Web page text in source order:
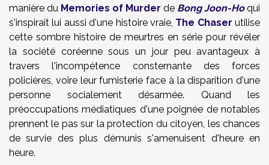
manière du Memories of Murder de Bong Joon-Hoqui
s'inspirait lui aussi d'une histoire vraie, The Chaser utilise
cette sombre histoire de meurtres en série pour révéler
la société coréenne sous un jour peu avantageux à
travers l'incompétence consternante des forces
policières, voire leur fumisterie face à la disparition d'une
personne socialement désarmée. Quand les
préoccupations médiatiques d'une poignée de notables
prennent le pas sur la protection du citoyen, les chances
de survie des plus démunis s'amenuisent d'heure en
heure.